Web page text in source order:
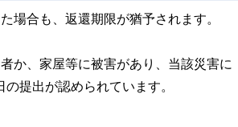
場合も、返還期限が猶予されます。
か、家屋等に被害があり、当該災害に
提出が認められています。